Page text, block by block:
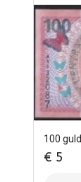
100
€ 5